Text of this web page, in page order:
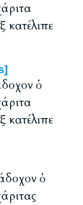
κατέλιπε
ὁ
κατέλιπε
ὁ